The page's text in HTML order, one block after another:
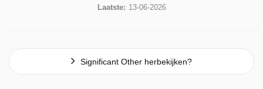
Laatste: 13-06-2026
Significant Other herbekijken?